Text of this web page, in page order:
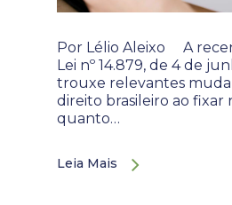
Por Lélio Aleixo A
Lei nº 14.879, de 4 de
trouxe relevantes
direito brasileiro ao fixar
quanto…
Leia Mais